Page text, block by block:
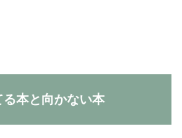
本と向かない本